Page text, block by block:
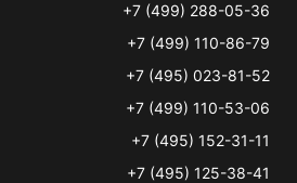
+7 (499) 288-05-36
+7 (499) 110-86-79
+7 (495) 023-81-52
+7 (499) 110-53-06
+7 (495) 152-31-11
+7 (495) 125-38-41